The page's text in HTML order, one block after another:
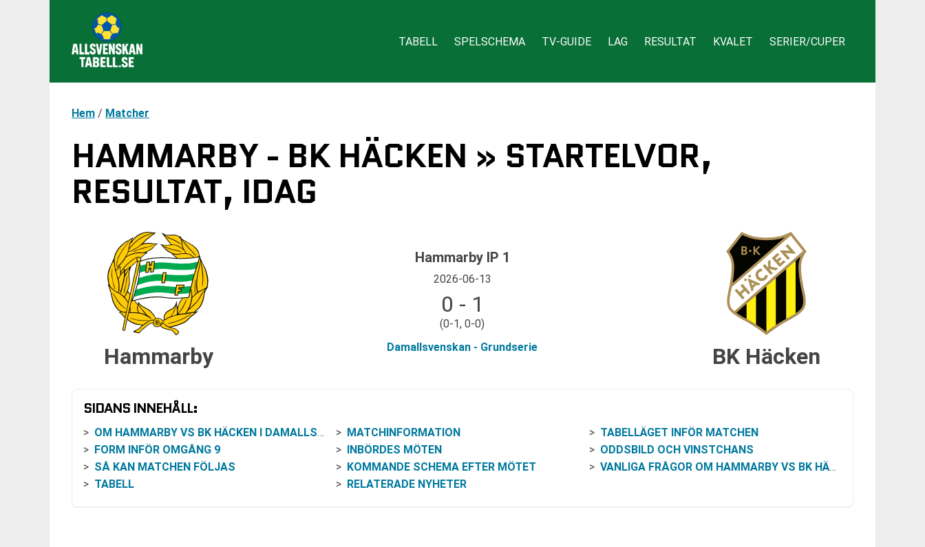
TABELL SPELSCHEMA TV-GUIDE LAG RESULTAT KVALET SERIER/CUPER
Hem / Matcher
HAMMARBY - BK HÄCKEN » STARTELVOR,
RESULTAT, IDAG
Hammarby
Hammarby IP 1
2026-06-13
0 - 1
(0-1, 0-0)
Damallsvenskan - Grundserie
BK Häcken
SIDANS INNEHÅLL:
OM HAMMARBY VS BK HÄCKEN I DAMALLSVENSKAN MATCHINFORMATION
TABELLÄGET INFÖR MATCHEN
FORM INFÖR OMGÅNG 9
INBÖRDES MÖTEN
ODDSBILD OCH VINSTCHANS
SÅ KAN MATCHEN FÖLJAS
KOMMANDE SCHEMA EFTER MÖTET
VANLIGA FRÅGOR OM HAMMARBY VS BK HÄCKEN
TABELL
RELATERADE NYHETER